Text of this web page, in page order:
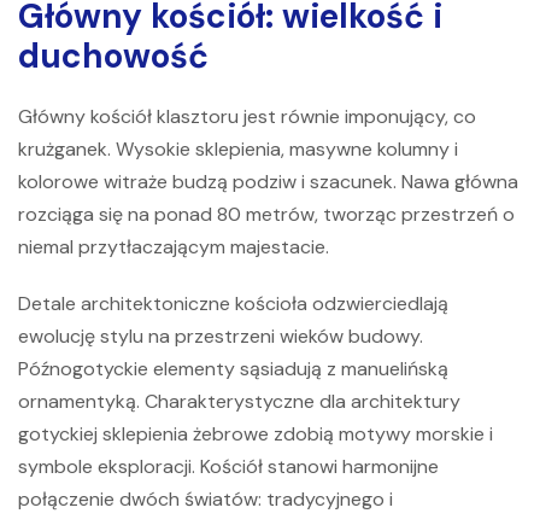
Główny kościół: wielkość i
duchowość
Główny kościół klasztoru jest równie imponujący, co
krużganek. Wysokie sklepienia, masywne kolumny i
kolorowe witraże budzą podziw i szacunek. Nawa główna
rozciąga się na ponad 80 metrów, tworząc przestrzeń o
niemal przytłaczającym majestacie.
Detale architektoniczne kościoła odzwierciedlają
ewolucję stylu na przestrzeni wieków budowy.
Późnogotyckie elementy sąsiadują z manuelińską
ornamentyką. Charakterystyczne dla architektury
gotyckiej sklepienia żebrowe zdobią motywy morskie i
symbole eksploracji. Kościół stanowi harmonijne
połączenie dwóch światów: tradycyjnego i